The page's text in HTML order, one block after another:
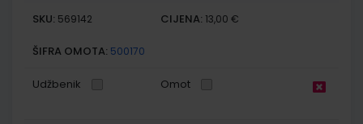
SKU: 569142 CIJENA: 13,00 €
ŠIFRA OMOTA: 500170
Udžbenik Omot